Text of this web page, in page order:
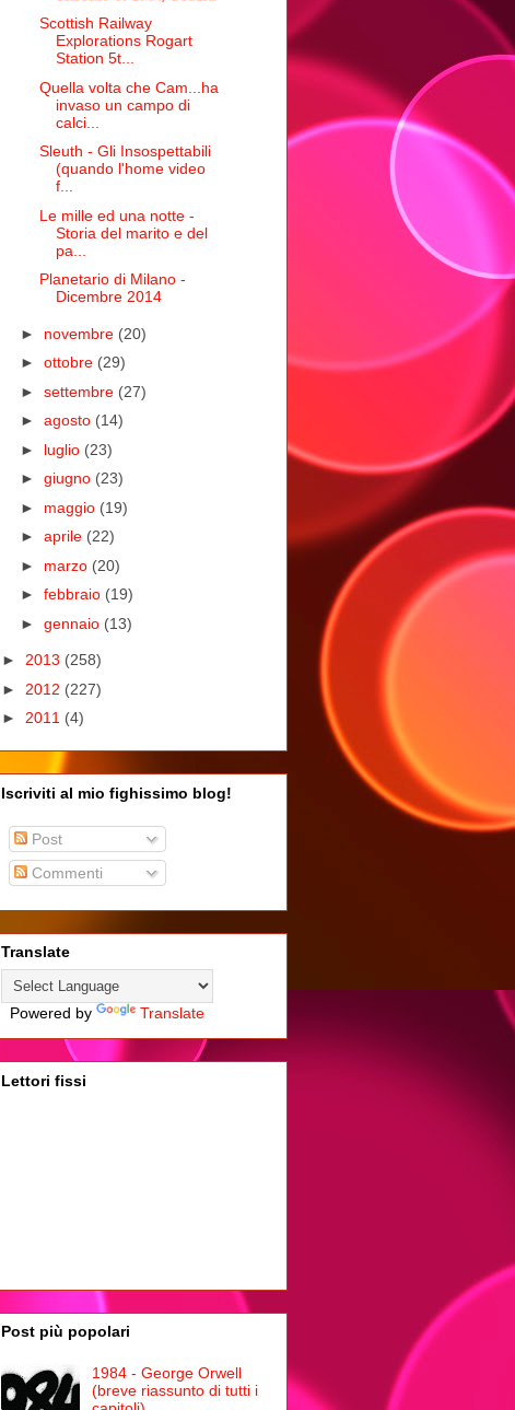
Scottish Railway
Explorations Rogart
Station 5t...
Quella volta che Cam...ha
invaso un campo di
calci...
Sleuth - Gli Insospettabili
(quando l'home video
f...
Le mille ed una notte -
Storia del marito e del
pa...
Planetario di Milano -
Dicembre 2014
► novembre (20)
► ottobre (29)
► settembre (27)
► agosto (14)
► luglio (23)
► giugno (23)
► maggio (19)
► aprile (22)
► marzo (20)
► febbraio (19)
► gennaio (13)
► 2013 (258)
► 2012 (227)
► 2011 (4)
Iscriviti al mio fighissimo blog!
Post
Commenti
Translate
Powered by Translate
Lettori fissi
Post più popolari
1984 - George Orwell
(breve riassunto di tutti i